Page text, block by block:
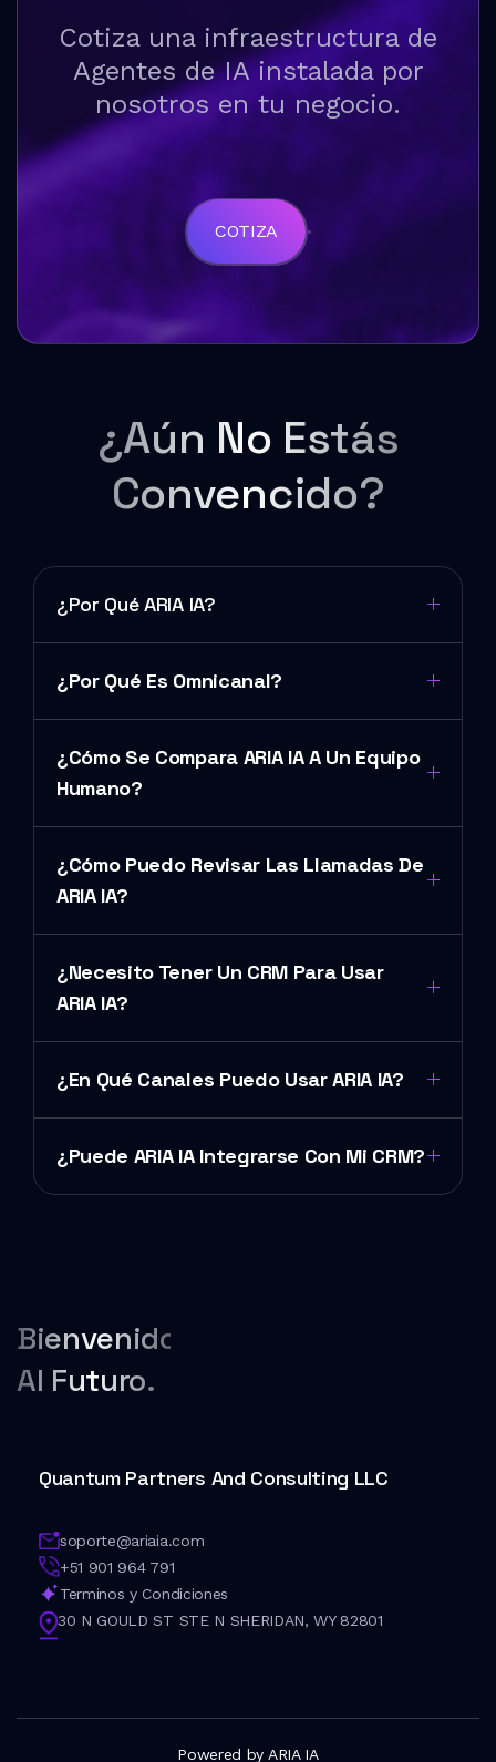
Cotiza una infraestructura de
Agentes de IA instalada por
nosotros en tu negocio.
COTIZA
¿Aún No Estás
Convencido?
¿Por Qué ARIA IA?
¿Por Qué Es Omnicanal?
¿Cómo Se Compara ARIA IA A Un Equipo
Humano?
¿Cómo Puedo Revisar Las Llamadas De
ARIA IA?
¿Necesito Tener Un CRM Para Usar
ARIA IA?
¿En Qué Canales Puedo Usar ARIA IA?
¿Puede ARIA IA Integrarse Con Mi CRM?
Bienvenido
Al Futuro.
Quantum Partners And Consulting LLC
soporte@ariaia.com
+51 901 964 791
Terminos y Condiciones
30 N GOULD ST STE N SHERIDAN, WY 82801
Powered by ARIA IA